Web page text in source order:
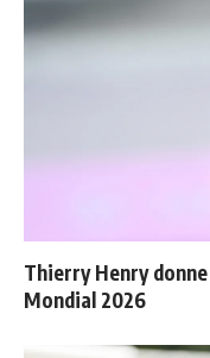
Thierry Henry
Mondial 2026